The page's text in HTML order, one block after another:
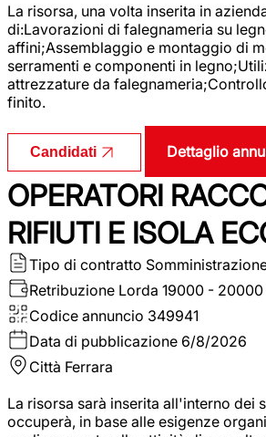
La risorsa, una volta inserita in
di:Lavorazioni di falegnameria su
affini;Assemblaggio e montaggio di
serramenti e componenti in
attrezzature da
finito.
Candidati Dettaglio
OPERATORI
RIFIUTI E ISOLA
Tipo di contratto
Retribuzione Lorda 19000 - 20000
Codice annuncio 349941
Data di pubblicazione 6/8/2026
Città Ferrara
La risorsa sarà inserita all'interno dei
occuperà, in base alle esigenze